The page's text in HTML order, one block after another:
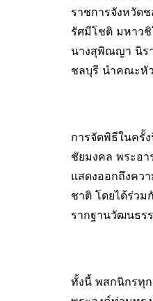
ราชการจังหวัด
รัศมีโชติ มหาวชิ
นางสุพิณญา นิรา
ชลบุรี นำคณะหั
การจัดพิธีในครั้
ชัยมงคล พระอา
แสดงออกถึงคว
ชาติ โดยได้ร่ว
รากฐานวัฒนธ
ทั้งนี้ พสกนิกรทุ